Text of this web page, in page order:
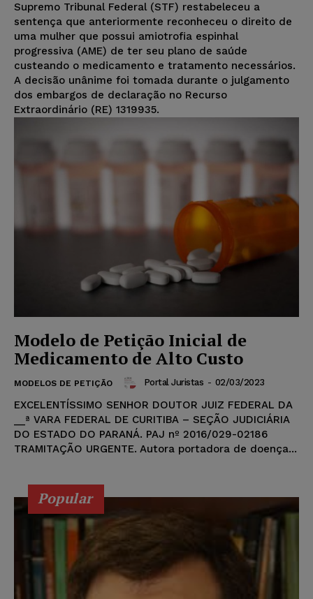
Supremo Tribunal Federal (STF) restabeleceu a
sentença que anteriormente reconheceu o direito de
uma mulher que possui amiotrofia espinhal
progressiva (AME) de ter seu plano de saúde
custeando o medicamento e tratamento necessários.
A decisão unânime foi tomada durante o julgamento
dos embargos de declaração no Recurso
Extraordinário (RE) 1319935.
Modelo de Petição Inicial de
Medicamento de Alto Custo
MODELOS DE PETIÇÃO Portal Juristas - 02/03/2023
EXCELENTÍSSIMO SENHOR DOUTOR JUIZ FEDERAL DA
__ª VARA FEDERAL DE CURITIBA – SEÇÃO JUDICIÁRIA
DO ESTADO DO PARANÁ. PAJ nº 2016/029-02186
TRAMITAÇÃO URGENTE. Autora portadora de doença...
Popular